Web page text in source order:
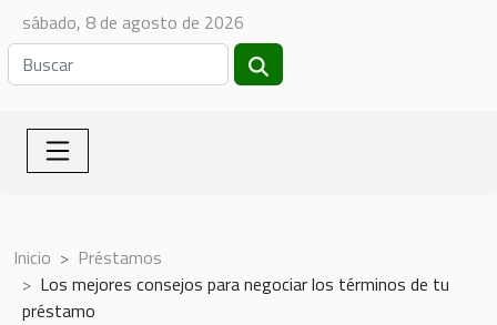
sábado, 8 de agosto de 2026
Inicio
Préstamos
Los mejores consejos para negociar los términos de tu
préstamo